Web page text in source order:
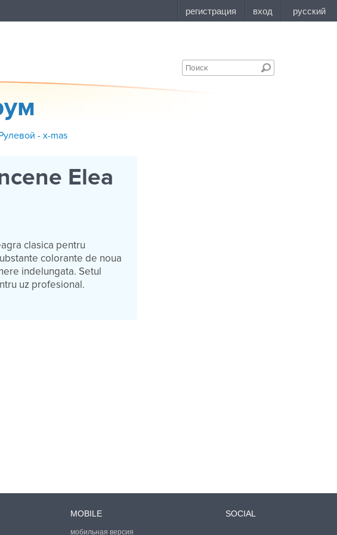
- x-mas
Elea
clasica pentru
colorante de noua
indelungata. Setul
uz profesional.
MOBILE
мобильная версия
SOCIAL